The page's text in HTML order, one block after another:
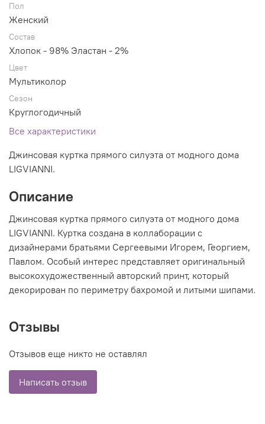
Пол
Женский
Состав
Хлопок - 98% Эластан - 2%
Цвет
Мультиколор
Сезон
Круглогодичный
Все характеристики
Джинсовая куртка прямого силуэта от модного дома
LIGVIANNI.
Описание
Джинсовая куртка прямого силуэта от модного дома
LIGVIANNI. Куртка создана в коллаборации с
дизайнерами братьями Сергеевыми Игорем, Георгием,
Павлом. Особый интерес представляет оригинальный
высокохудожественный авторский принт, который
декорирован по периметру бахромой и литыми шипами.
Отзывы
Отзывов еще никто не оставлял
Написать отзыв